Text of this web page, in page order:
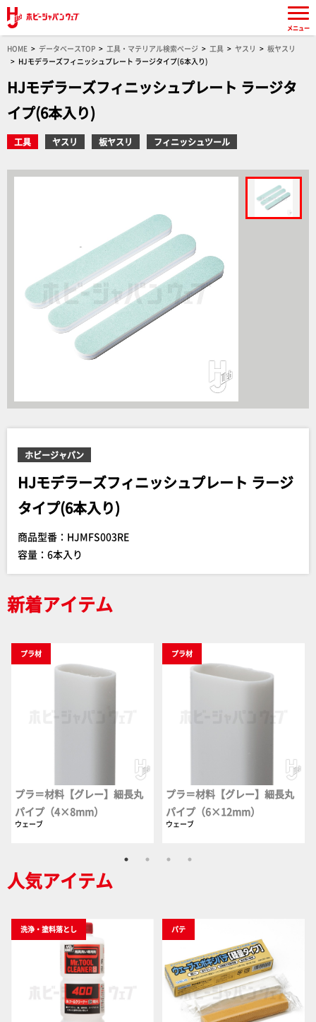
HOME データベースTOP 工具・マテリアル検索ページ 工具 ヤスリ
板ヤスリ
HJモデラーズフィニッシュプレート ラージタイプ(6本入り)
HJモデラーズフィニッシュプレート ラージタ
イプ(6本入り)
工具 ヤスリ 板ヤスリ フィニッシュツール
ホビージャパン
HJモデラーズフィニッシュプレート ラージ
タイプ(6本入り)
商品型番：HJMFS003RE
容量：6本入り
新着アイテム
プラ材
プラ＝材料【グレー】細長丸
パイプ（4×8mm）
ウェーブ
プラ材
プラ＝材料【グレー】細長丸
パイプ（6×12mm）
ウェーブ
人気アイテム
洗浄・塗料落とし パテ
メニュー